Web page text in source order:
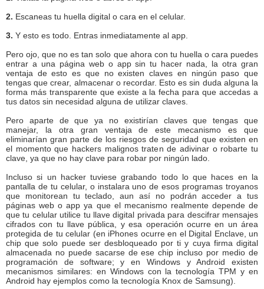
2. Escaneas tu huella digital o cara en el celular.
3. Y esto es todo. Entras inmediatamente al app.
Pero ojo, que no es tan solo que ahora con tu huella o cara puedes
entrar a una página web o app sin tu hacer nada, la otra gran
ventaja de esto es que no existen claves en ningún paso que
tengas que crear, almacenar o recordar. Esto es sin duda alguna la
forma más transparente que existe a la fecha para que accedas a
tus datos sin necesidad alguna de utilizar claves.
Pero aparte de que ya no existirían claves que tengas que
manejar, la otra gran ventaja de este mecanismo es que
eliminarían gran parte de los riesgos de seguridad que existen en
el momento que hackers malignos traten de adivinar o robarte tu
clave, ya que no hay clave para robar por ningún lado.
Incluso si un hacker tuviese grabando todo lo que haces en la
pantalla de tu celular, o instalara uno de esos programas troyanos
que monitorean tu teclado, aun así no podrán acceder a tus
páginas web o app ya que el mecanismo realmente depende de
que tu celular utilice tu llave digital privada para descifrar mensajes
cifrados con tu llave pública, y esa operación ocurre en un área
protegida de tu celular (en iPhones ocurre en el Digital Enclave, un
chip que solo puede ser desbloqueado por ti y cuya firma digital
almacenada no puede sacarse de ese chip incluso por medio de
programación de software; y en Windows y Android existen
mecanismos similares: en Windows con la tecnología TPM y en
Android hay ejemplos como la tecnología Knox de Samsung).